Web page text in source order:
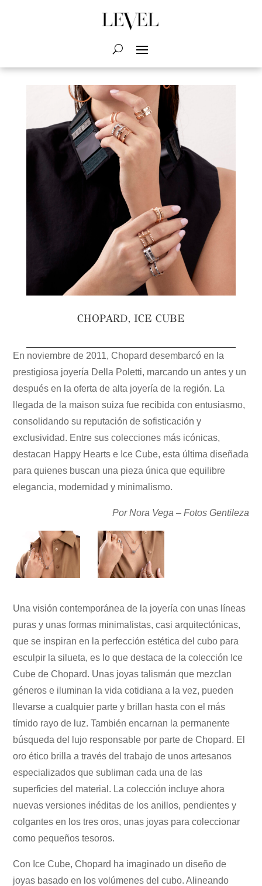
CHOPARD, ICE CUBE
En noviembre de 2011, Chopard desembarcó en la
prestigiosa joyería Della Poletti, marcando un antes y un
después en la oferta de alta joyería de la región. La
llegada de la maison suiza fue recibida con entusiasmo,
consolidando su reputación de sofisticación y
exclusividad. Entre sus colecciones más icónicas,
destacan Happy Hearts e Ice Cube, esta última diseñada
para quienes buscan una pieza única que equilibre
elegancia, modernidad y minimalismo.
Por Nora Vega – Fotos Gentileza
Una visión contemporánea de la joyería con unas líneas
puras y unas formas minimalistas, casi arquitectónicas,
que se inspiran en la perfección estética del cubo para
esculpir la silueta, es lo que destaca de la colección Ice
Cube de Chopard. Unas joyas talismán que mezclan
géneros e iluminan la vida cotidiana a la vez, pueden
llevarse a cualquier parte y brillan hasta con el más
tímido rayo de luz. También encarnan la permanente
búsqueda del lujo responsable por parte de Chopard. El
oro ético brilla a través del trabajo de unos artesanos
especializados que subliman cada una de las
superficies del material. La colección incluye ahora
nuevas versiones inéditas de los anillos, pendientes y
colgantes en los tres oros, unas joyas para coleccionar
como pequeños tesoros.
Con Ice Cube, Chopard ha imaginado un diseño de
joyas basado en los volúmenes del cubo. Alineando